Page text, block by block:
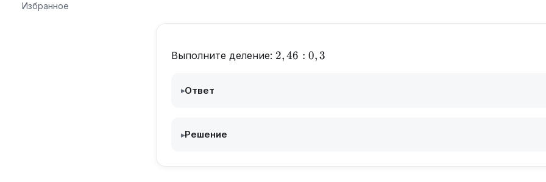
Избранное
Выполните деление: 2,46:0,3
2,46 : 0,3
▸Ответ
▸Решение